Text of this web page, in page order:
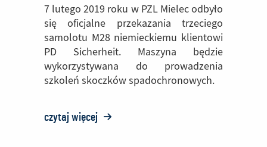
7 lutego 2019 roku w PZL Mielec odbyło
się oficjalne przekazania trzeciego
samolotu M28 niemieckiemu klientowi
PD Sicherheit. Maszyna będzie
wykorzystywana do prowadzenia
szkoleń skoczków spadochronowych.
czytaj więcej o: